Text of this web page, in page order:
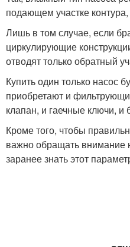
подающем участке
Лишь в том случае, если
циркулирующие
отводят только обратный
Купить один только насос
приобретают и
клапан, и гаечные ключи, и
Кроме того, чтобы
важно обращать внимание
заранее знать этот